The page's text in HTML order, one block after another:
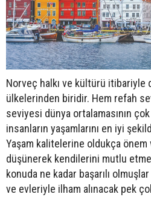
Norveç halkı ve kültürü itibariyle
ülkelerinden biridir. Hem refah
seviyesi dünya ortalamasının
insanların yaşamlarını en iyi
Yaşam kalitelerine oldukça önem
düşünerek kendilerini mutlu
konuda ne kadar başarılı
ve evleriyle ilham alınacak pek